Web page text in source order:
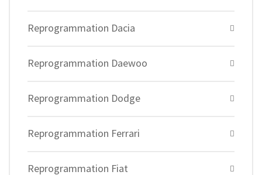
Reprogrammation Dacia
Reprogrammation Daewoo
Reprogrammation Dodge
Reprogrammation Ferrari
Reprogrammation Fiat